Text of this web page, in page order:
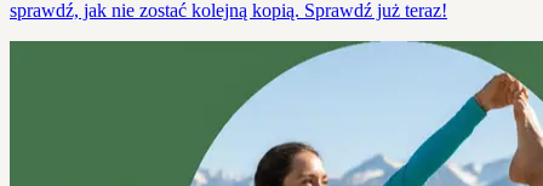
sprawdź, jak nie zostać kolejną kopią. Sprawdź już teraz!